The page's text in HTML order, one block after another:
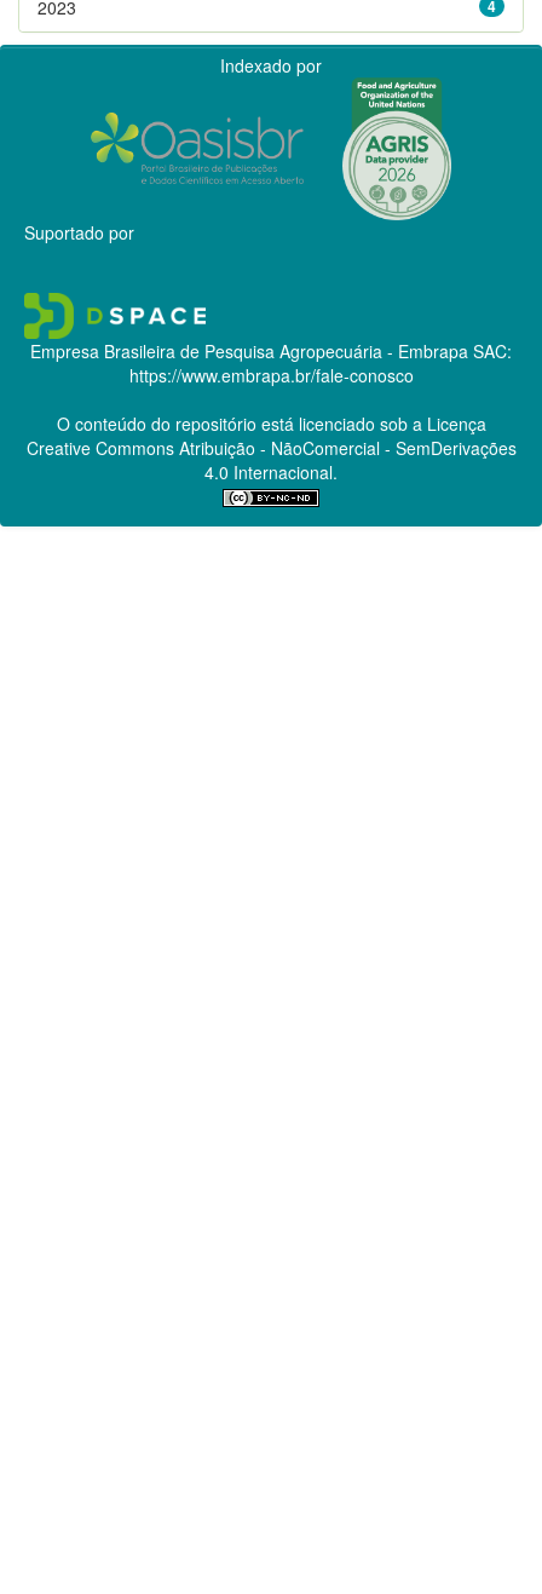
4
2023
Indexado por
Suportado por
Empresa Brasileira de Pesquisa Agropecuária - Embrapa SAC:
https://www.embrapa.br/fale-conosco
O conteúdo do repositório está licenciado sob a Licença
Creative CommonsAtribuição - NãoComercial - SemDerivações
4.0 Internacional.